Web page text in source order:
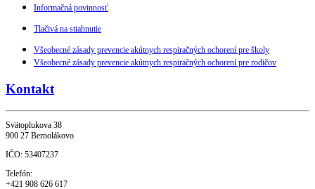
Informačná povinnosť
Tlačivá na stiahnutie
Všeobecné zásady prevencie akútnych respiračných ochorení pre školy
Všeobecné zásady prevencie akútnych respiračných ochorení pre rodičov
Kontakt
Svätoplukova 38
900 27 Bernolákovo
IČO: 53407237
Telefón:
+421 908 626 617